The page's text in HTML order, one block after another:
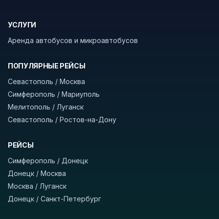
службе.
В автобусах есть всё необходимое для
комфортной поездки: регулировка сидений,
устройств, вода, пледы. На больших
автобусах работают стюарды. У нас
скрытых платежей
оплата производится только при посадке,
Как забронировать билет?
отправления и прибытия, дату выезда и
нажмите «Найти рейсы». В списке рейсов
вы увидите время выезда, место посадки,
УСЛУГИ
Аренда автобусов и микроавтобусов
ПОПУЛЯРНЫЕ РЕЙСЫ
Севастополь / Москва
Симферополь / Мариуполь
Мелитополь / Луганск
Севастополь / Ростов-на-Дону
РЕЙСЫ
Симферополь / Донецк
Донецк / Москва
Москва / Луганск
Донецк / Санкт-Петербург